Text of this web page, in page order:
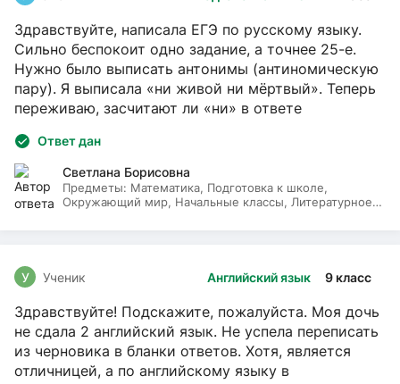
Здравствуйте, написала ЕГЭ по русскому языку.
Сильно беспокоит одно задание, а точнее 25-е.
Нужно было выписать антонимы (антиномическую
пару). Я выписала «ни живой ни мёртвый». Теперь
переживаю, засчитают ли «ни» в ответе
Ответ дан
Светлана Борисовна
Предметы: Математика, Подготовка к школе,
Окружающий мир, Начальные классы, Литературное
Английский язык 9 класс
У Ученик
Здравствуйте! Подскажите, пожалуйста. Моя дочь
не сдала 2 английский язык. Не успела переписать
из черновика в бланки ответов. Хотя, является
отличницей, а по английскому языку в